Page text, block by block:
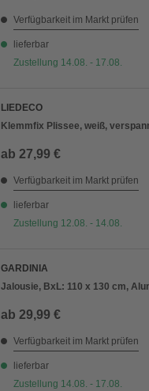
Verfügbarkeit im Markt prüfen
lieferbar
Zustellung 14.08. - 17.08.
LIEDECO
Klemmfix Plissee, weiß,
ab 27,99 €
Verfügbarkeit im Markt prüfen
lieferbar
Zustellung 12.08. - 14.08.
GARDINIA
Jalousie, BxL: 110 x 130 cm,
ab 29,99 €
Verfügbarkeit im Markt prüfen
lieferbar
Zustellung 14.08. - 17.08.